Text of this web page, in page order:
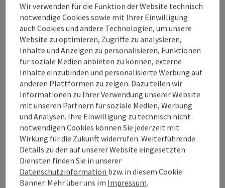
Eine immer wechselnde Palette an österreichischen
Bio Weinen:
von unkompliziert süffig bis ausgefallen
elegant. Allesamt ausgewählt im persönlichen
Kontakt mit den WinzerInnen.
Auf Basis meines steten Interesse und Neugier für
hochwertige Weine, Weinbau sowie zahlreichen
Reisen und Seminaren berate ich sie gerne!
Kontakt
Wir verwenden für die Funktion der Website technisch
notwendige Cookies sowie mit Ihrer Einwilligung
auch Cookies und andere Technologien, um unsere
Website zu optimieren, Zugriffe zu analysieren,
Inhalte und Anzeigen zu personalisieren, Funktionen
für soziale Medien anbieten zu können, externe
Inhalte einzubinden und personalisierte Werbung auf
anderen Plattformen zu zeigen. Dazu teilen wir
Informationen zu Ihrer Verwendung unserer Website
mit unseren Partnern für soziale Medien, Werbung
und Analysen. Ihre Einwilligung zu technisch nicht
notwendigen Cookies können Sie jederzeit mit
Wirkung für die Zukunft widerrufen. Weiterführende
Details zu den auf unserer Website eingesetzten
Diensten finden Sie in unserer
Datenschutzinformation bzw. in diesem Cookie
Banner. Mehr über uns im Impressum.